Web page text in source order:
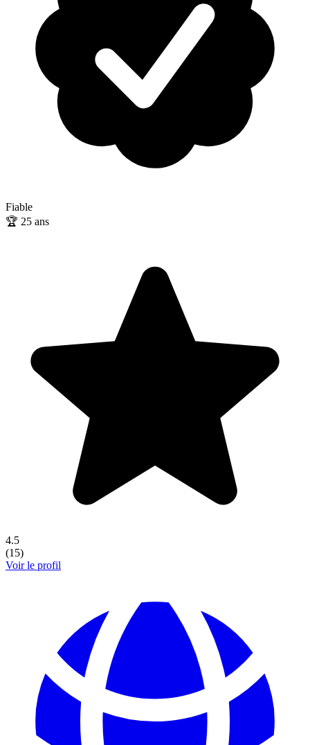
Fiable
🏆 25 ans
4.5
(15)
Voir le profil